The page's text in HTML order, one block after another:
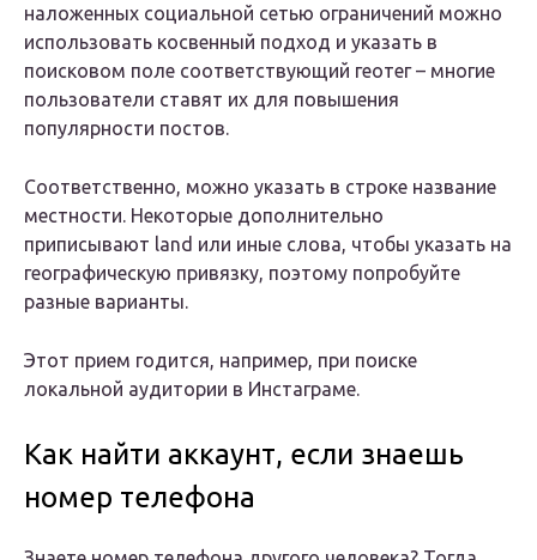
наложенных социальной сетью ограничений можно
использовать косвенный подход и указать в
поисковом поле соответствующий геотег – многие
пользователи ставят их для повышения
популярности постов.
Соответственно, можно указать в строке название
местности. Некоторые дополнительно
приписывают land или иные слова, чтобы указать на
географическую привязку, поэтому попробуйте
разные варианты.
Этот прием годится, например, при поиске
локальной аудитории в Инстаграме.
Как найти аккаунт, если знаешь
номер телефона